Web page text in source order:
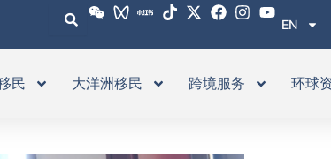
EN
民 大洋洲移民 跨境服务 环球